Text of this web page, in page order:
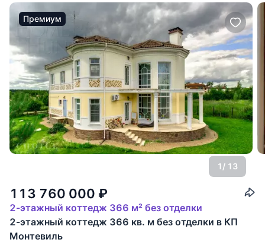
Премиум
1/ 13
113 760 000 ₽
2-этажный коттедж 366 м² без отделки
2-этажный коттедж 366 кв. м без отделки в КП
Монтевиль